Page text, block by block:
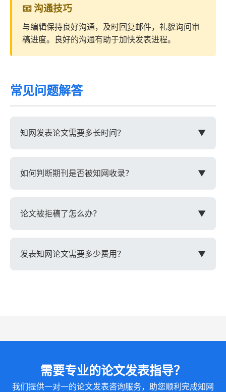
📧 沟通技巧
与编辑保持良好沟通，及时回复邮件，礼貌询问审
稿进度。良好的沟通有助于加快发表进程。
常见问题解答
知网发表论文需要多长时间？ ▼
（1-2周）、初审（2-4周）、外审（1-3个月）、修
如何判断期刊是否被知网收录？ ▼
导航"中搜索期刊名称；2. 查看期刊官网是否标注"知
论文被拒稿了怎么办？ ▼
稿信，了解拒稿原因；2. 根据审稿意见修改论文；
发表知网论文需要多少费用？ ▼
需要专业的论文发表指导？
我们提供一对一的论文发表咨询服务，助您顺利完成知网